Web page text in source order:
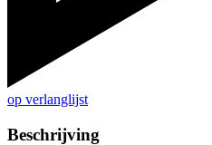
op verlanglijst
Beschrijving